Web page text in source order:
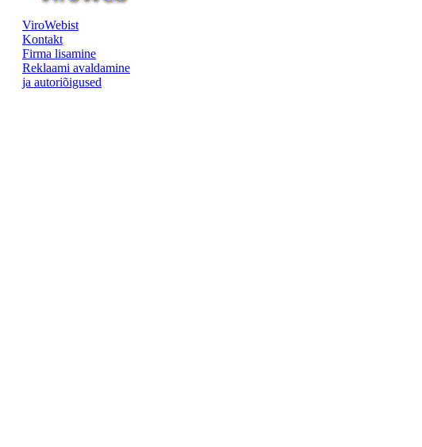
ViroWebist
Kontakt
Firma lisamine
Reklaami avaldamine
ja autoriõigused